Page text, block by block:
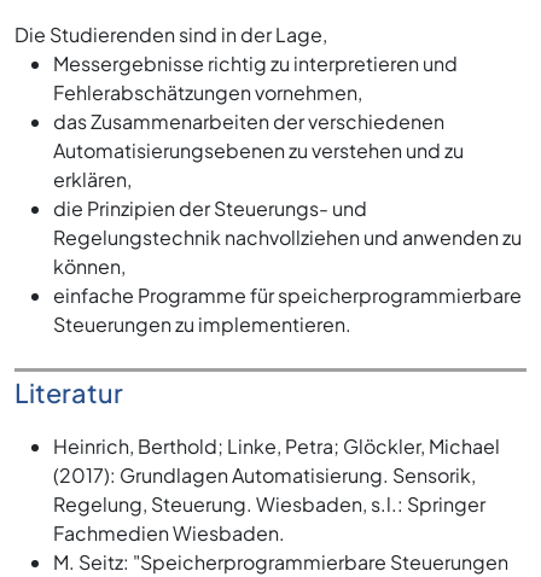
Die Studierenden sind in der Lage,
Messergebnisse richtig zu interpretieren und
Fehlerabschätzungen vornehmen,
das Zusammenarbeiten der verschiedenen
Automatisierungsebenen zu verstehen und zu
erklären,
die Prinzipien der Steuerungs- und
Regelungstechnik nachvollziehen und anwenden zu
können,
einfache Programme für speicherprogrammierbare
Steuerungen zu implementieren.
Literatur
Heinrich, Berthold; Linke, Petra; Glöckler, Michael
(2017): Grundlagen Automatisierung. Sensorik,
Regelung, Steuerung. Wiesbaden, s.l.: Springer
Fachmedien Wiesbaden.
M. Seitz: "Speicherprogrammierbare Steuerungen